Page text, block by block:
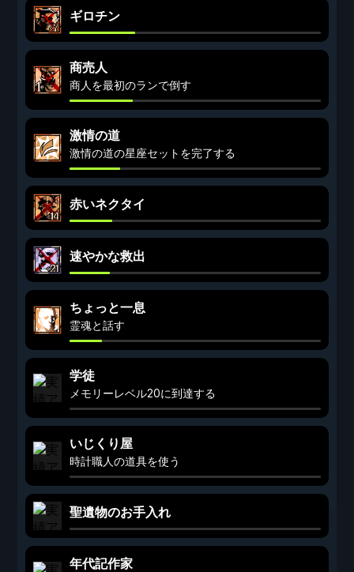
ギロチン
商売人
商人を最初のランで倒す
激情の道
激情の道の星座セットを完了する
赤いネクタイ
速やかな救出
ちょっと一息
霊魂と話す
学徒
メモリーレベル20に到達する
いじくり屋
時計職人の道具を使う
聖遺物のお手入れ
年代記作家